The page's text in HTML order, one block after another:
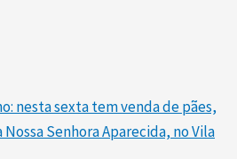
nesta sexta tem venda de pães,
Senhora Aparecida, no Vila